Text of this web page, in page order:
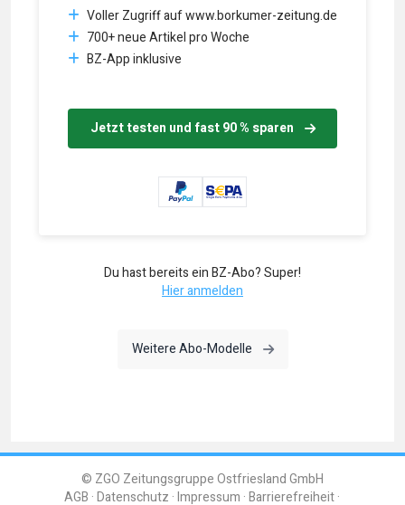
Voller Zugriff auf www.borkumer-zeitung.de
700+ neue Artikel pro Woche
BZ-App inklusive
Jetzt testen und fast 90 % sparen
Du hast bereits ein BZ-Abo? Super!
Hier anmelden
Weitere Abo-Modelle
© ZGO Zeitungsgruppe Ostfriesland GmbH
AGB Datenschutz Impressum Barrierefreiheit